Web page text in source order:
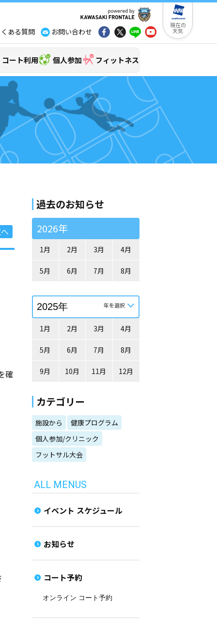
現在の
天気
ある質問 お問い合わせ
コート利用 個人参加 フィットネス
確
過去のお知らせ
2026年
1月 2月 3月 4月
5月 6月 7月 8月
1月 2月 3月 4月
5月 6月 7月 8月
9月 10月 11月 12月
カテゴリー
施設から
健康プログラム
個人参加/クリニック
フットサル大会
ALL MENUS
イベント スケジュール
お知らせ
コート予約
オンライン コート予約